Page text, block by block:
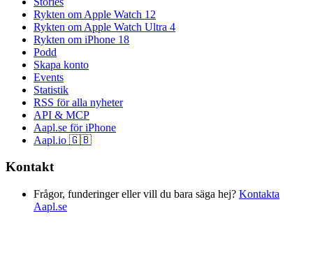
Rykten om Apple Watch 12
Rykten om Apple Watch Ultra 4
Rykten om iPhone 18
Podd
Skapa konto
Events
Statistik
RSS för alla nyheter
API & MCP
Aapl.se för iPhone
Aapl.io 🇬🇧
Kontakt
Frågor, funderinger eller vill du bara säga hej? Kontakta
Aapl.se